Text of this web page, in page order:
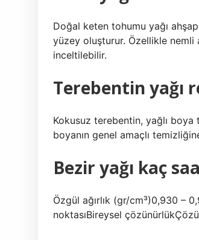
Doğal keten tohumu yağı
yüzey oluşturur. Özellikle nemli
inceltilebilir.
Terebentin yağı
Kokusuz terebentin, yağlı boya
boyanın genel amaçlı
Bezir yağı kaç
Özgül ağırlık (gr/cm³)0,930 –
noktasıBireysel